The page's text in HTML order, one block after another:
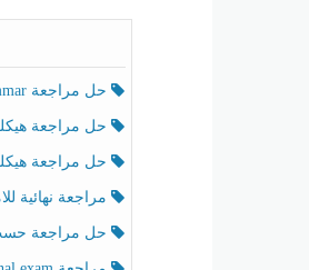
حل مراجعة Grammar اللغة الإنجليزية الصف الخامس الفصل الثالث
حل مراجعة هيكلة امتحان
حل مراجعة هيكلة امتحان
مراجعة نهائية للامتحان
حل مراجعة حسب الهيكل